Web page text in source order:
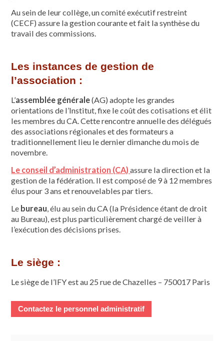
Au sein de leur collège, un comité exécutif restreint
(CECF) assure la gestion courante et fait la synthèse du
travail des commissions.
Les instances de gestion de
l’association :
L’assemblée générale(AG) adopte les grandes
orientations de l’Institut, fixe le coût des cotisations et élit
les membres du CA. Cette rencontre annuelle des délégués
des associations régionales et des formateurs a
traditionnellement lieu le dernier dimanche du mois de
novembre.
Le conseil d’administration (CA)assure la direction et la
gestion de la fédération. Il est composé de 9 à 12 membres
élus pour 3 ans et renouvelables par tiers.
Le bureau , élu au sein du CA (la Présidence étant de droit
au Bureau), est plus particulièrement chargé de veiller à
l’exécution des décisions prises.
Le siège :
Le siège de l’IFY est au 25 rue de Chazelles – 750017 Paris
Contactez le personnel administratif